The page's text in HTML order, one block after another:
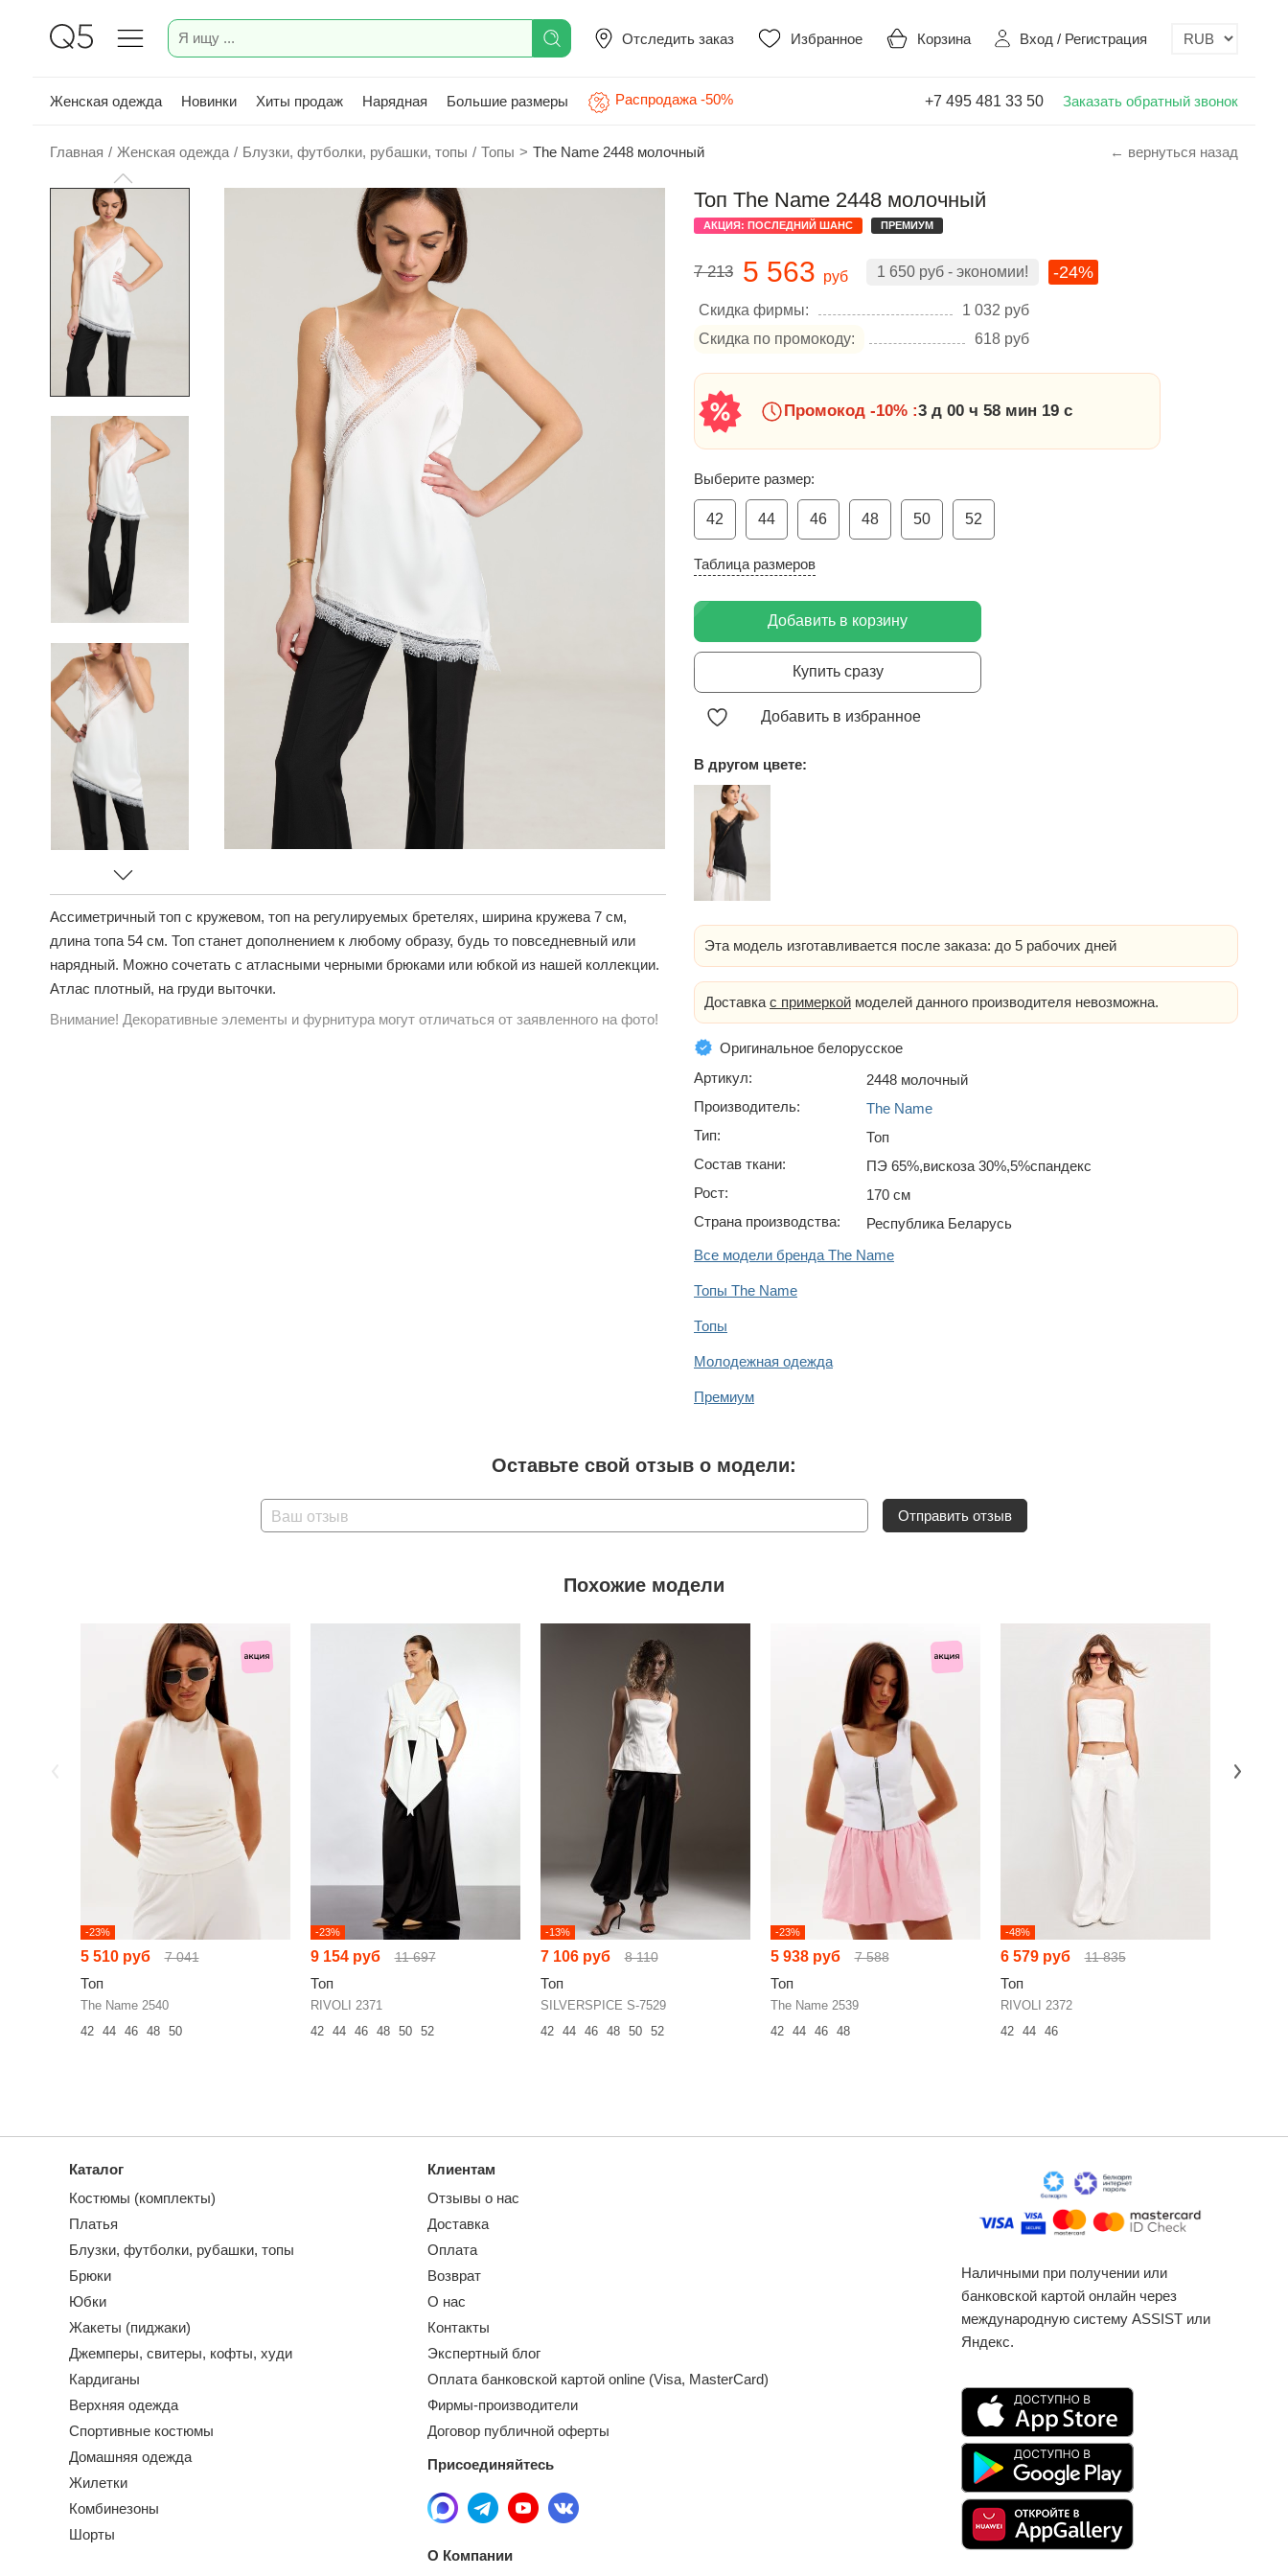
Отследить заказ Избранное Корзина Вход / Регистрация
Женская одежда Новинки Хиты продаж Нарядная Большие размеры Распродажа -50% +7 495 481 33 50 Заказать обратный звонок
Главная / Женская одежда / Блузки, футболки, рубашки, топы / Топы > The Name 2448 молочный ← вернуться назад
Ассиметричный топ с кружевом, топ на регулируемых бретелях, ширина кружева 7 см,
длина топа 54 см. Топ станет дополнением к любому образу, будь то повседневный или
нарядный. Можно сочетать с атласными черными брюками или юбкой из нашей коллекции.
Атлас плотный, на груди выточки.
Внимание! Декоративные элементы и фурнитура могут отличаться от заявленного на фото!
Топ The Name 2448 молочный
АКЦИЯ: ПОСЛЕДНИЙ ШАНС ПРЕМИУМ
7 213 5 563 руб 1 650 руб - экономии! -24%
Скидка фирмы: 1 032 руб
Скидка по промокоду:
618 руб
Промокод -10% :3 д 00 ч 58 мин 18 с
Выберите размер:
42 44 46 48 50 52
Таблица размеров
Добавить в корзину
Купить сразу
Добавить в избранное
В другом цвете:
Эта модель изготавливается после заказа: до 5 рабочих дней
Доставка с примеркой моделей данного производителя невозможна.
Оригинальное белорусское
Артикул:
2448 молочный
Производитель:
The Name
Тип:
Топ
Состав ткани:
ПЭ 65%,вискоза 30%,5%спандекс
Рост:
170 см
Страна производства:
Республика Беларусь
Все модели бренда The Name
Топы The Name
Топы
Молодежная одежда
Премиум
Оставьте свой отзыв о модели:
Ваш отзыв Отправить отзыв
Похожие модели
-23%
5 510 руб 7 041
Топ
The Name 2540
42
44 46 48 50
-23%
9 154 руб 11 697
Топ
RIVOLI 2371
42
44 46 48 50 52
-13%
7 106 руб 8 110
Топ
SILVERSPICE S-7529
42
44 46 48 50 52
-23%
5 938 руб 7 588
Топ
The Name 2539
42
44 46 48
-48%
6 579 руб 11 835
Топ
RIVOLI 2372
42
44 46
Каталог
Костюмы (комплекты)
Платья
Блузки, футболки, рубашки, топы
Брюки
Юбки
Жакеты (пиджаки)
Джемперы, свитеры, кофты, худи
Кардиганы
Верхняя одежда
Спортивные костюмы
Домашняя одежда
Жилетки
Комбинезоны
Шорты
Клиентам
Отзывы о нас
Доставка
Оплата
Возврат
О нас
Контакты
Экспертный блог
Оплата банковской картой online (Visa, MasterCard)
Фирмы-производители
Договор публичной оферты
Присоединяйтесь
О Компании
Наличными при получении или
банковской картой онлайн через
международную систему ASSIST или
Яндекс.